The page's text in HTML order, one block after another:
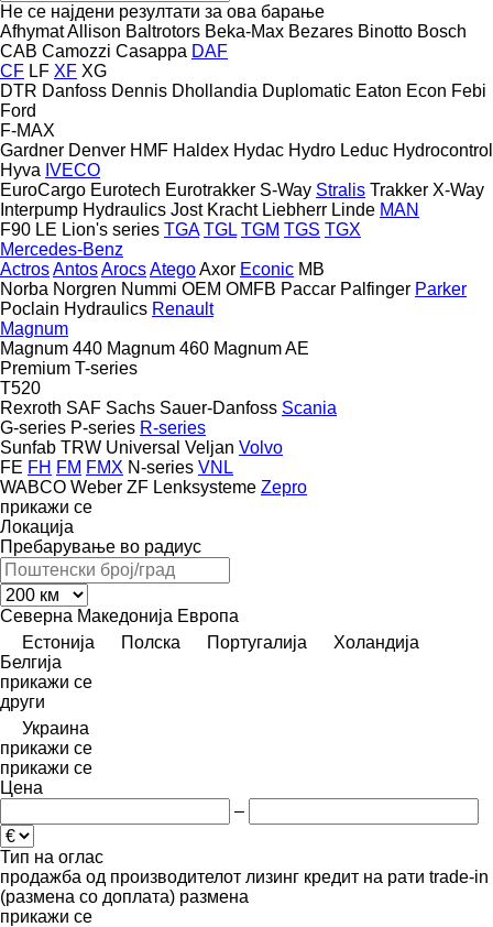
Не се најдени резултати за ова барање
AfhymatAllison Baltrotors Beka-Max Bezares Binotto Bosch
CAB Camozzi Casappa DAF
CF LF XF XG
DTR Danfoss Dennis Dhollandia Duplomatic Eaton Econ Febi
Ford
F-MAX
Gardner Denver HMF Haldex Hydac Hydro Leduc Hydrocontrol
Hyva IVECO
EuroCargo Eurotech Eurotrakker S-Way Stralis Trakker X-Way
Interpump Hydraulics Jost Kracht Liebherr Linde MAN
F90 LE Lion's series TGA TGL TGM TGS TGX
Mercedes-Benz
ActrosAntosArocsAtegoAxor Econic MB
Norba Norgren Nummi OEM OMFB Paccar Palfinger Parker
Poclain Hydraulics Renault
Magnum
Magnum 440 Magnum 460 Magnum AE
Premium T-series
T520
Rexroth SAF Sachs Sauer-Danfoss Scania
G-series P-series R-series
Sunfab TRW Universal Veljan Volvo
FE FH FM FMX N-series VNL
WABCO Weber ZF Lenksysteme Zepro
прикажи се
Локација
Пребарување во радиус
Северна Македонија Европа
Естонија
Полска Португалија
Холандија
Белгија
прикажи се
други
Украина
прикажи се
прикажи се
Цена
–
Тип на оглас
продажба од производителот лизинг кредит на рати trade-in
(размена со доплата) размена
прикажи се